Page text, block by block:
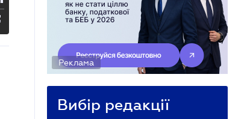
Реклама
Вибір редакції